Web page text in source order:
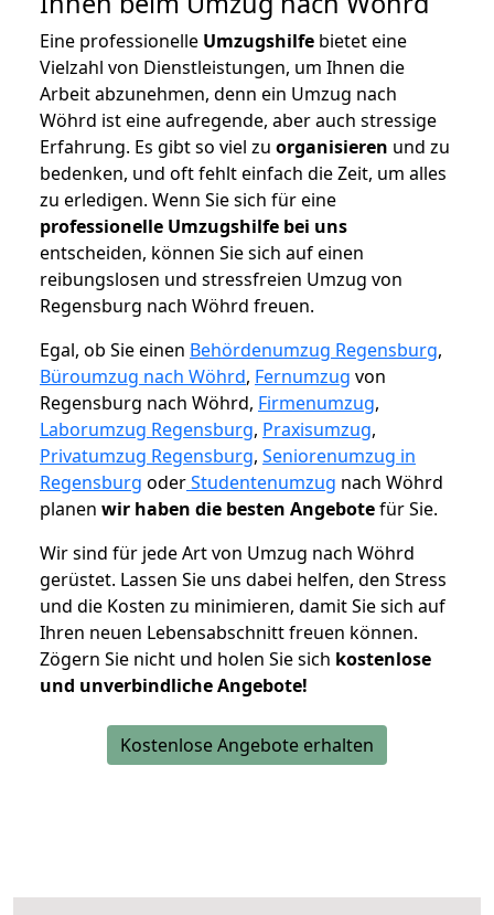
Eine professionelle Umzugshilfe bietet eine
Vielzahl von Dienstleistungen, um Ihnen die
Arbeit abzunehmen, denn ein Umzug nach
Wöhrd ist eine aufregende, aber auch stressige
Erfahrung. Es gibt so viel zu organisieren und zu
bedenken, und oft fehlt einfach die Zeit, um alles
zu erledigen. Wenn Sie sich für eine
professionelle Umzugshilfe bei uns
entscheiden, können Sie sich auf einen
reibungslosen und stressfreien Umzug von
Regensburg nach Wöhrd freuen.
Egal, ob Sie einen Behördenumzug Regensburg,
Büroumzug nach Wöhrd, Fernumzug von
Regensburg nach Wöhrd, Firmenumzug,
Laborumzug Regensburg, Praxisumzug,
Privatumzug Regensburg, Seniorenumzug in
Regensburg oderStudentenumzug nach Wöhrd
planen wir haben die besten Angebotefür Sie.
Wir sind für jede Art von Umzug nach Wöhrd
gerüstet. Lassen Sie uns dabei helfen, den Stress
und die Kosten zu minimieren, damit Sie sich auf
Ihren neuen Lebensabschnitt freuen können.
Zögern Sie nicht und holen Sie sich kostenlose
und unverbindliche Angebote!
Kostenlose Angebote erhalten